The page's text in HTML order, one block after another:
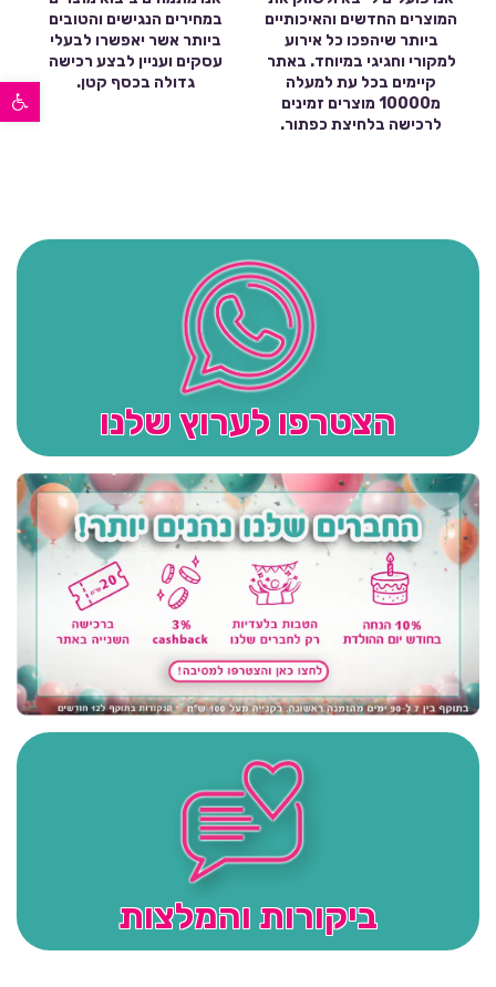
פתח סרגל נגישות
המוצרים החדשים והאיכותיים
ביותר שיהפכו כל אירוע
למקורי וחגיגי במיוחד. באתר
קיימים בכל עת למעלה
מ10000 מוצרים זמינים
לרכישה בלחיצת כפתור.
במחירים הנגישים והטובים
ביותר אשר יאפשרו לבעלי
עסקים ועניין לבצע רכישה
גדולה בכסף קטן.
הצטרפו לערוץ שלנו
ביקורות והמלצות